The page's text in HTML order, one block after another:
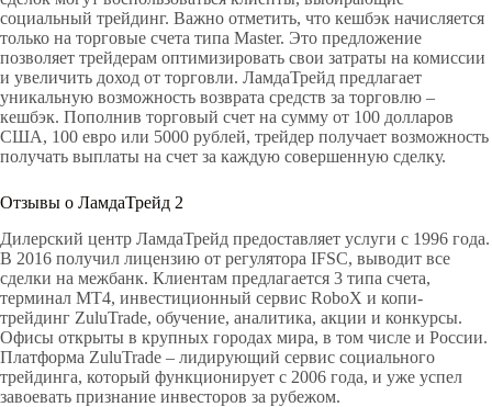
социальный трейдинг. Важно отметить, что кешбэк начисляется
только на торговые счета типа Master. Это предложение
позволяет трейдерам оптимизировать свои затраты на комиссии
и увеличить доход от торговли. ЛамдаТрейд предлагает
уникальную возможность возврата средств за торговлю –
кешбэк. Пополнив торговый счет на сумму от 100 долларов
США, 100 евро или 5000 рублей, трейдер получает возможность
получать выплаты на счет за каждую совершенную сделку.
Отзывы о ЛамдаТрейд 2
Дилерский центр ЛамдаТрейд предоставляет услуги с 1996 года.
В 2016 получил лицензию от регулятора IFSC, выводит все
сделки на межбанк. Клиентам предлагается 3 типа счета,
терминал МТ4, инвестиционный сервис RoboX и копи-
трейдинг ZuluTrade, обучение, аналитика, акции и конкурсы.
Офисы открыты в крупных городах мира, в том числе и России.
Платформа ZuluTrade – лидирующий сервис социального
трейдинга, который функционирует с 2006 года, и уже успел
завоевать признание инвесторов за рубежом.